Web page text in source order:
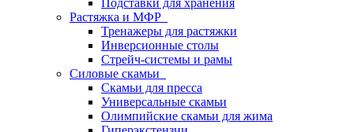
Подставки для хранения
Растяжка и МФР
Тренажеры для растяжки
Инверсионные столы
Стрейч-системы и рамы
Силовые скамьи
Скамьи для пресса
Универсальные скамьи
Олимпийские скамьи для жима